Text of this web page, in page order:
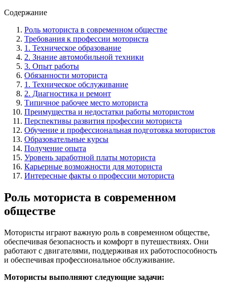
Содержание
Роль моториста в современном обществе
Требования к профессии моториста
1. Техническое образование
2. Знание автомобильной техники
3. Опыт работы
Обязанности моториста
1. Техническое обслуживание
2. Диагностика и ремонт
Типичное рабочее место моториста
Преимущества и недостатки работы мотористом
Перспективы развития профессии моториста
Обучение и профессиональная подготовка мотористов
Образовательные курсы
Получение опыта
Уровень заработной платы моториста
Карьерные возможности для моториста
Интересные факты о профессии моториста
Роль моториста в современном
обществе
Мотористы играют важную роль в современном обществе,
обеспечивая безопасность и комфорт в путешествиях. Они
работают с двигателями, поддерживая их работоспособность
и обеспечивая профессиональное обслуживание.
Мотористы выполняют следующие задачи: